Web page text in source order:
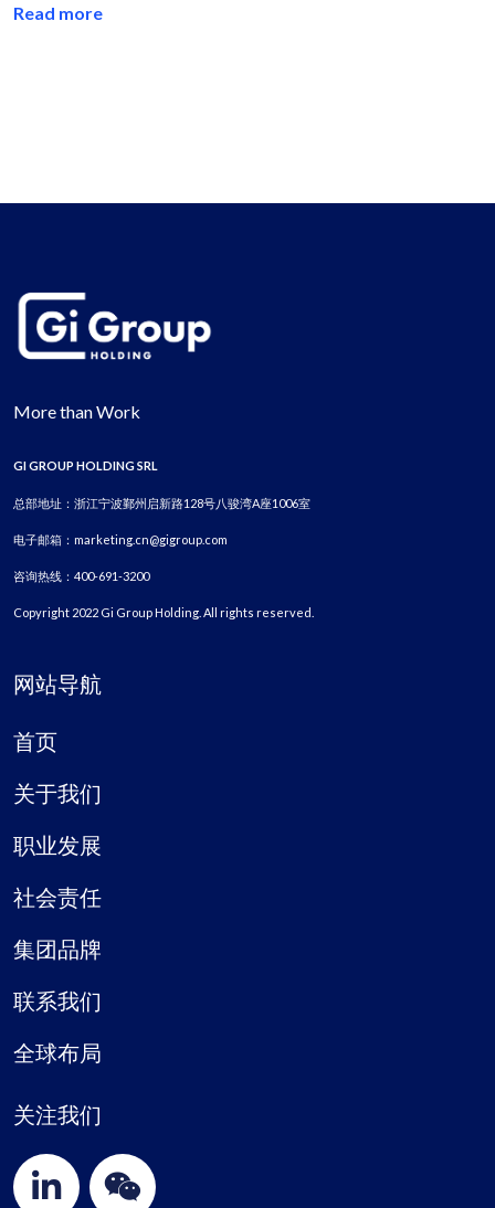
Read more
More than Work
GI GROUP HOLDING SRL
总部地址：浙江宁波鄞州启新路128号八骏湾A座1006室
电子邮箱：marketing.cn@gigroup.com
咨询热线：400-691-3200
Copyright 2022 Gi Group Holding. All rights reserved.
网站导航
首页
关于我们
职业发展
社会责任
集团品牌
联系我们
全球布局
关注我们